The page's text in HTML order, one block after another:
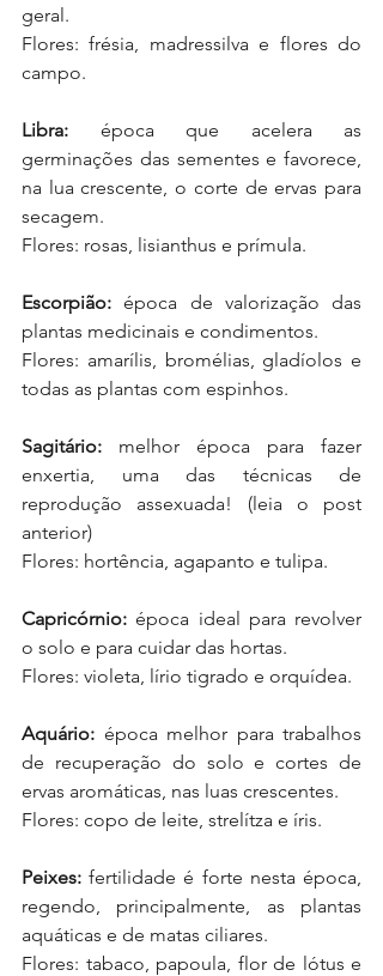
geral.
Flores: frésia, madressilva e flores do
campo.
Libra: época que acelera as
germinações das sementes e favorece,
na lua crescente, o corte de ervas para
secagem.
Flores: rosas, lisianthus e prímula.
Escorpião: época de valorização das
plantas medicinais e condimentos.
Flores: amarílis, bromélias, gladíolos e
todas as plantas com espinhos.
Sagitário: melhor época para fazer
enxertia, uma das técnicas de
reprodução assexuada! (leia o post
anterior)
Flores: hortência, agapanto e tulipa.
Capricórnio: época ideal para revolver
o solo e para cuidar das hortas.
Flores: violeta, lírio tigrado e orquídea.
Aquário: época melhor para trabalhos
de recuperação do solo e cortes de
ervas aromáticas, nas luas crescentes.
Flores: copo de leite, strelítza e íris.
Peixes: fertilidade é forte nesta época,
regendo, principalmente, as plantas
aquáticas e de matas ciliares.
Flores: tabaco, papoula, flor de lótus e